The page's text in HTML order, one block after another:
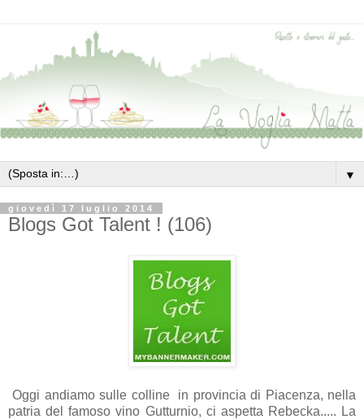
▼
giovedì 17 luglio 2014
Blogs Got Talent ! (106)
Oggi andiamo sulle colline in provincia di Piacenza, nella
patria del famoso vino Gutturnio, ci aspetta Rebecka..... La